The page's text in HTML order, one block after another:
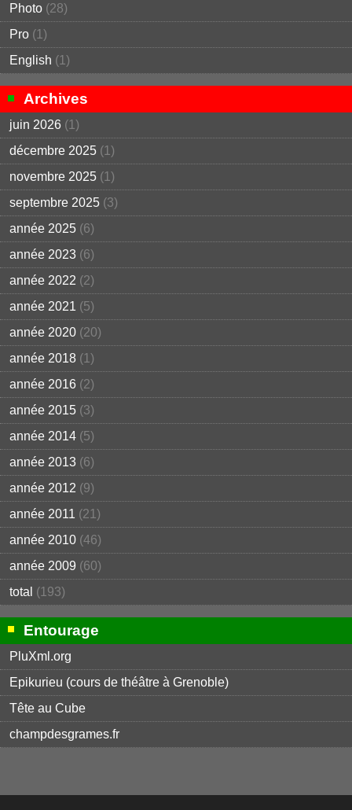
Photo (28)
Pro (1)
English (1)
Archives
juin 2026 (1)
décembre 2025 (1)
novembre 2025 (1)
septembre 2025 (3)
année 2025 (6)
année 2023 (6)
année 2022 (2)
année 2021 (5)
année 2020 (20)
année 2018 (1)
année 2016 (2)
année 2015 (3)
année 2014 (5)
année 2013 (6)
année 2012 (9)
année 2011 (21)
année 2010 (46)
année 2009 (60)
total (193)
Entourage
PluXml.org
Epikurieu (cours de théâtre à Grenoble)
Tête au Cube
champdesgrames.fr